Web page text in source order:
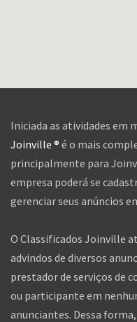
Iniciada as atividades em
Joinville ® é o mais
principalmente para
empresa poderá se
gerenciar seus anúncios
O Classificados Joinville
advindos de diversos
prestador de serviços de
ou participante em
anunciantes. Dessa